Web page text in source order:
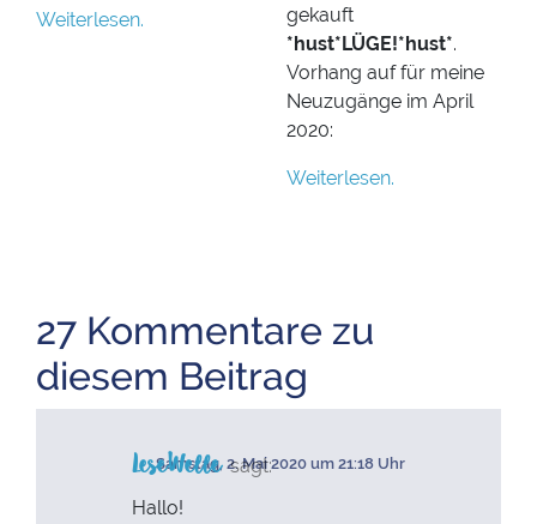
Weiterlesen.
gekauft
*hust*LÜGE!*hust*.
Vorhang auf für meine
Neuzugänge im April
2020:
Weiterlesen.
27 Kommentare zu
diesem Beitrag
LeseWelle sagt:
Samstag, 2. Mai 2020 um 21:18 Uhr
Hallo!